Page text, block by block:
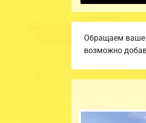
Обращаем ваше
возможно